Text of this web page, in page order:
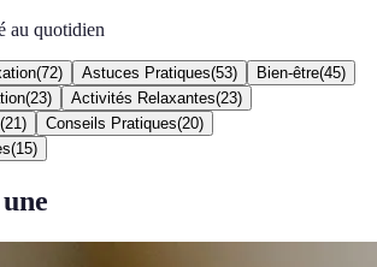
au quotidien
(72) Astuces Pratiques(53) Bien-être(45)
(23) Activités Relaxantes(23)
(21 ) Conseils Pratiques(20)
(15)